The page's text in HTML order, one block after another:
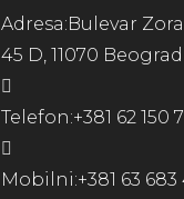
Adresa:Bulevar
45 D, 11070 Beograd
Telefon:+381 62 150
Mobilni:+381 63 683